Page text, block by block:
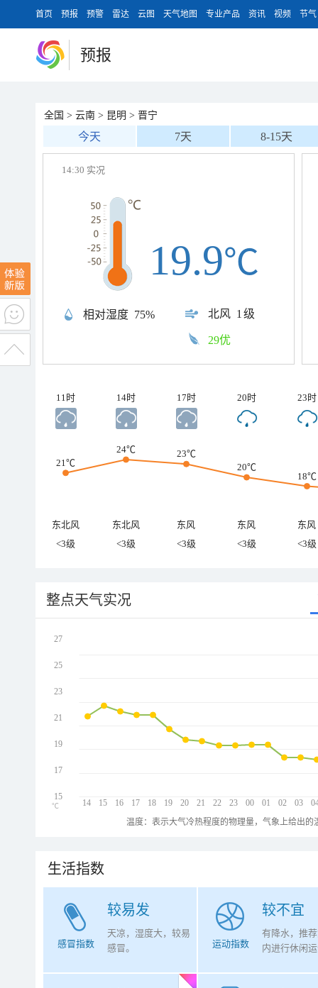
首页 预报 预警 雷达 云图 天气地图 专业产品 资讯 视频 节气
预报
全国 > 云南 > 昆明 > 晋宁
今天 7天 8-15天
14:30 实况
相对湿度 75% 北风 1级
19.9℃
29优
11时 14时 17时 20时 23时
21℃
24℃
23℃
20℃
18℃
东北风 东北风 东风 东风
东风
<3级
<3级 <3级 <3级 <3级
整点天气实况
14 15 16 17 18 19 20 21 22 23 00 01 02 03
27
25
23
21
19
17
15
℃
温度：表示大气冷热程度的物理量，气象上给出
生活指数
较易发
感冒指数
天凉，湿度大，较易
感冒。
较不宜
运动指数
有降水，推
内进行休闲